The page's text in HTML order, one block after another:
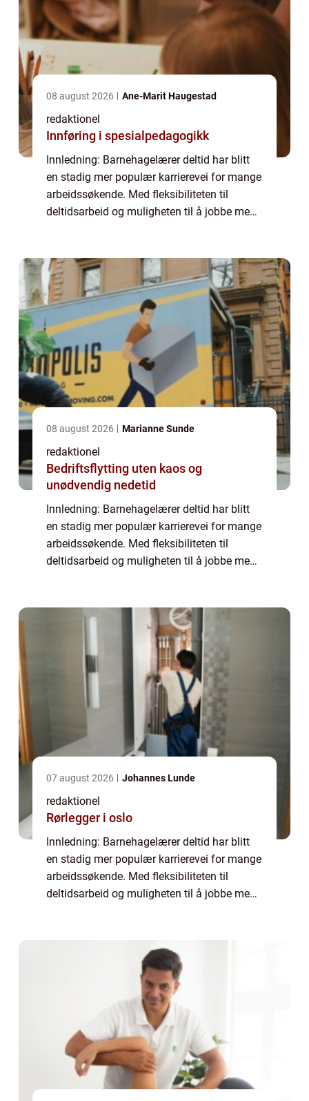
08 august 2026 Ane-Marit Haugestad
redaktionel
Innføring i spesialpedagogikk
Innledning: Barnehagelærer deltid har blitt
en stadig mer populær karrierevei for mange
arbeidssøkende. Med fleksibiliteten til
deltidsarbeid og muligheten til å jobbe med
08 august 2026 Marianne Sunde
redaktionel
Bedriftsflytting uten kaos og
unødvendig nedetid
Innledning: Barnehagelærer deltid har blitt
en stadig mer populær karrierevei for mange
arbeidssøkende. Med fleksibiliteten til
deltidsarbeid og muligheten til å jobbe med
07 august 2026 Johannes Lunde
redaktionel
Rørlegger i oslo
Innledning: Barnehagelærer deltid har blitt
en stadig mer populær karrierevei for mange
arbeidssøkende. Med fleksibiliteten til
deltidsarbeid og muligheten til å jobbe med